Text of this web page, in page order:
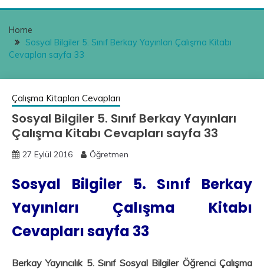
Home
Sosyal Bilgiler 5. Sınıf Berkay Yayınları Çalışma Kitabı
Cevapları sayfa 33
Çalışma Kitapları Cevapları
Sosyal Bilgiler 5. Sınıf Berkay Yayınları
Çalışma Kitabı Cevapları sayfa 33
27 Eylül 2016 Öğretmen
Sosyal Bilgiler 5. Sınıf Berkay
Yayınları Çalışma Kitabı
Cevapları sayfa 33
Berkay Yayıncılık 5. Sınıf Sosyal Bilgiler Öğrenci Çalışma